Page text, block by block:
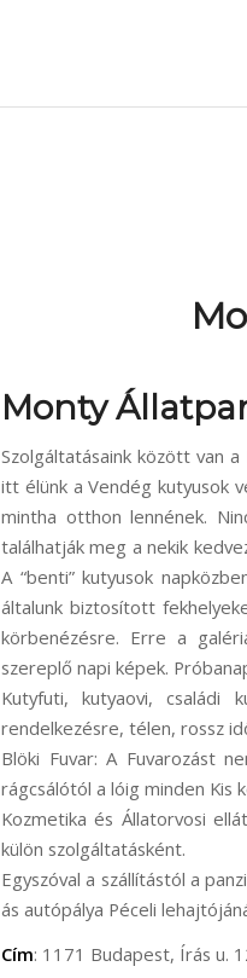
Monty
Szolgáltatásaink között van a
itt élünk a Vendég kutyusok
mintha otthon lennének.
találhatják meg a nekik
A “benti” kutyusok
általunk biztosított
körbenézésre. Erre a
szereplő napi képek.
Kutyfuti, kutyaovi,
rendelkezésre, télen, rossz
Blöki Fuvar: A Fuvarozást
rágcsálótól a lóig minden Kis
Kozmetika és Állatorvosi
külön szolgáltatásként.
Egyszóval a szállítástól a
ás autópálya Péceli
Cím: 1171 Budapest, Írás u.